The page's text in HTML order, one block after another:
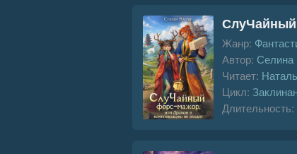
СлуЧайный
Жанр:
Автор: Селина
Читает:
Цикл:
Длительность: